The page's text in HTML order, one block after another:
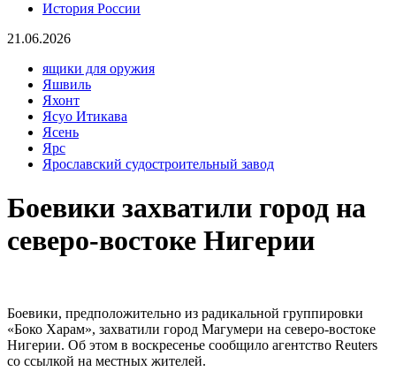
История России
21.06.2026
ящики для оружия
Яшвиль
Яхонт
Ясуо Итикава
Ясень
Ярс
Ярославский судостроительный завод
Боевики захватили город на
северо-востоке Нигерии
Боевики, предположительно из радикальной группировки
«Боко Харам», захватили город Магумери на северо-востоке
Нигерии. Об этом в воскресенье сообщило агентство Reuters
со ссылкой на местных жителей.